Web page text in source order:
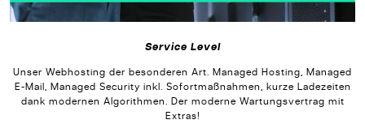
Service Level
Unser Webhosting der besonderen Art. Managed Hosting, Managed
E-Mail, Managed Security inkl. Sofortmaßnahmen, kurze Ladezeiten
dank modernen Algorithmen. Der moderne Wartungsvertrag mit
Extras!